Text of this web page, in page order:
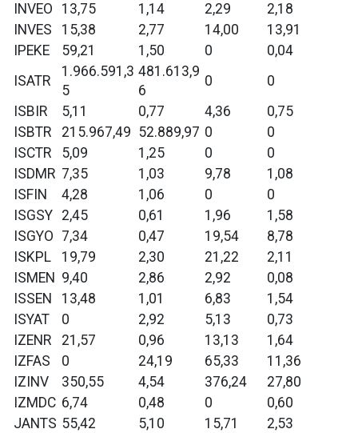
INVEO
13,75 1,14 2,29
2,18
INVES
15,38 2,77 14,00
13,91
IPEKE
59,21 1,50 0
0,04
ISATR
1.966.591,3
5
481.613,9
6
0
0
ISBIR
5,11 0,77 4,36
0,75
ISBTR
215.967,49 52.889,97 0
0
ISCTR
5,09 1,25 0
0
ISDMR 7,35 1,03 9,78
1,08
ISFIN
4,28 1,06 0
0
ISGSY 2,45 0,61 1,96
1,58
ISGYO 7,34 0,47 19,54
8,78
ISKPL
19,79 2,30 21,22
2,11
ISMEN 9,40 2,86 2,92
0,08
ISSEN
13,48 1,01 6,83
1,54
ISYAT
0 2,92 5,13
0,73
IZENR
21,57 0,96 13,13
1,64
IZFAS
0 24,19 65,33
11,36
IZINV
350,55 4,54 376,24
27,80
IZMDC 6,74 0,48 0
0,60
JANTS 55,42 5,10 15,71
2,53